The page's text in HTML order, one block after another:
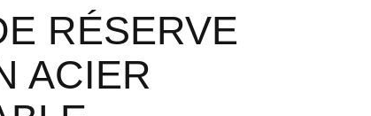
RÉSERVE
ACIER